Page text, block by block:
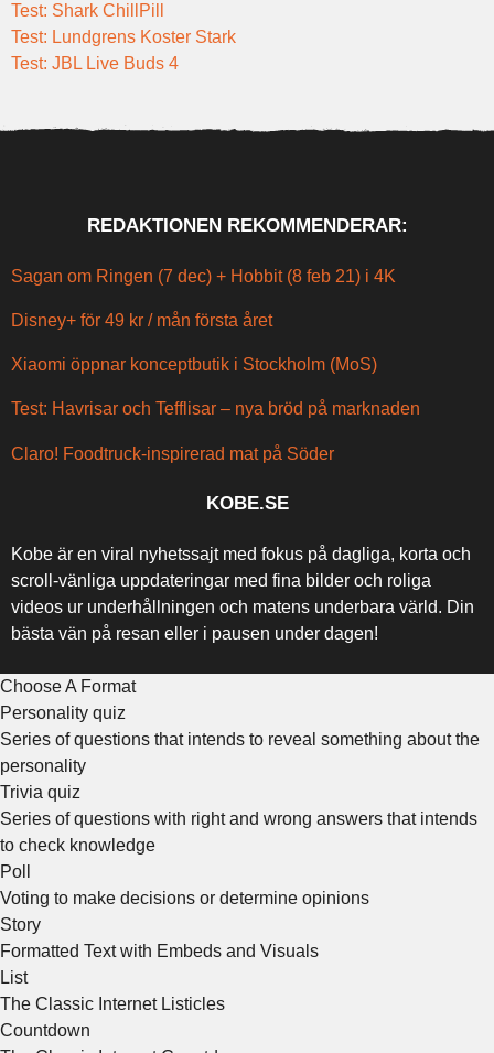
Test: Shark ChillPill
Test: Lundgrens Koster Stark
Test: JBL Live Buds 4
REDAKTIONEN REKOMMENDERAR:
Sagan om Ringen (7 dec) + Hobbit (8 feb 21) i 4K
Disney+ för 49 kr / mån första året
Xiaomi öppnar konceptbutik i Stockholm (MoS)
Test: Havrisar och Tefflisar – nya bröd på marknaden
Claro! Foodtruck-inspirerad mat på Söder
KOBE.SE
Kobe är en viral nyhetssajt med fokus på dagliga, korta och
scroll-vänliga uppdateringar med fina bilder och roliga
videos ur underhållningen och matens underbara värld. Din
bästa vän på resan eller i pausen under dagen!
Choose A Format
Personality quiz
Series of questions that intends to reveal something about the
personality
Trivia quiz
Series of questions with right and wrong answers that intends
to check knowledge
Poll
Voting to make decisions or determine opinions
Story
Formatted Text with Embeds and Visuals
List
The Classic Internet Listicles
Countdown